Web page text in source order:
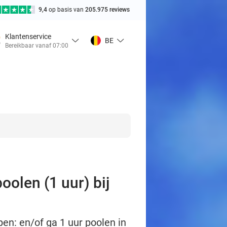
9,4 op basis van 205.975 reviews
Klantenservice
Bereikbaar vanaf 07:00
BE
(1 uur) bij
en/of ga 1 uur poolen in